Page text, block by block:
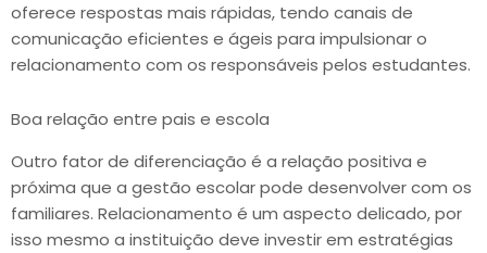
oferece respostas mais rápidas, tendo canais de
comunicação eficientes e ágeis para impulsionar o
relacionamento com os responsáveis pelos estudantes.
Boa relação entre pais e escola
Outro fator de diferenciação é a relação positiva e
próxima que a gestão escolar pode desenvolver com os
familiares. Relacionamento é um aspecto delicado, por
isso mesmo a instituição deve investir em estratégias